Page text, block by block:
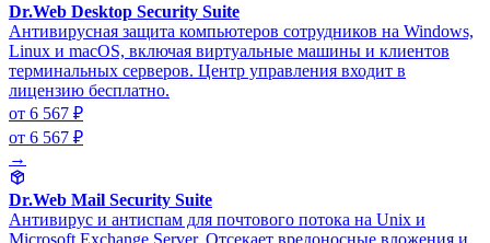
Dr.Web Desktop Security Suite
Антивирусная защита компьютеров сотрудников на Windows,
Linux и macOS, включая виртуальные машины и клиентов
терминальных серверов. Центр управления входит в
лицензию бесплатно.
от 6 567 ₽
от 6 567 ₽
→
Dr.Web Mail Security Suite
Антивирус и антиспам для почтового потока на Unix и
Microsoft Exchange Server. Отсекает вредоносные вложения и